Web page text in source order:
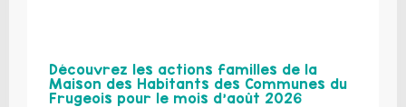
Découvrez les actions familles de la
Maison des Habitants des Communes du
Frugeois pour le mois d’août 2026